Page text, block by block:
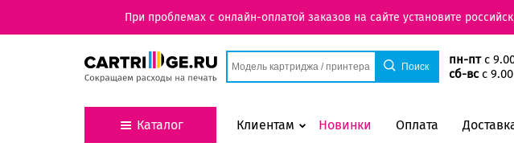
При проблемах с онлайн-оплатой заказов на сайте установите
пн-птс
сб-всс
Каталог Клиентам Новинки Оплата